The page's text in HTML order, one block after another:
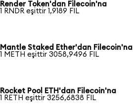
Render Token'dan Filecoin'na
1 RNDR eşittir 1,9189 FIL
Mantle Staked Ether'dan Filecoin'na
1 METH eşittir 3058,9496 FIL
Rocket Pool ETH'dan Filecoin'na
1 RETH eşittir 3256,6838 FIL